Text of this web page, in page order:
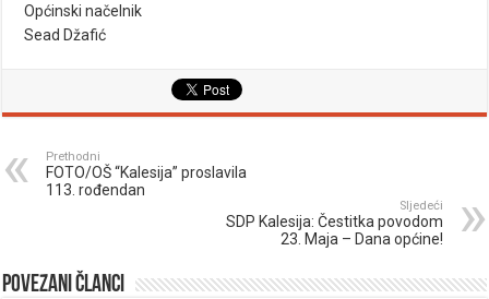
Općinski načelnik
Sead Džafić
Prethodni
FOTO/OŠ “Kalesija” proslavila
113. rođendan
Sljedeći
SDP Kalesija: Čestitka povodom
23. Maja – Dana općine!
Povezani članci